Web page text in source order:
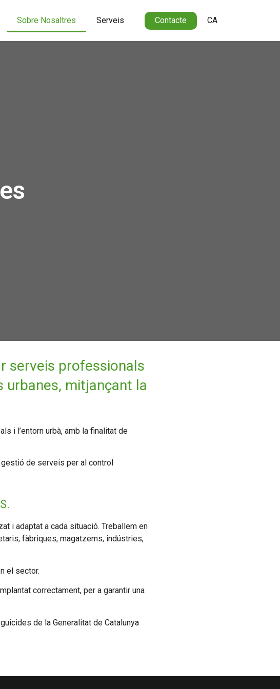
Sobre Nosaltres Serveis Contacte CA
serveis professionals
urbanes, mitjançant la
i l’entorn urbà, amb la finalitat de
de serveis per al control
i adaptat a cada situació. Treballem en
fàbriques, magatzems, indústries,
el sector.
correctament, per a garantir una
de la Generalitat de Catalunya